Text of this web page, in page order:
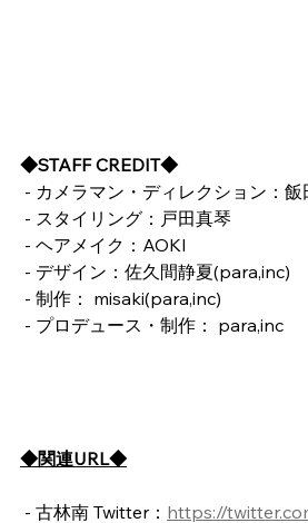
◆STAFF CREDIT◆
- カメラマン・ディレクション：
- スタイリング：戸田真琴
- ヘアメイク：AOKI
- デザイン：佐久間静夏(para,inc)
- 制作： misaki(para,inc)
- プロデュース・制作： para,inc
◆関連URL◆
- 古林南 Twitter： https://